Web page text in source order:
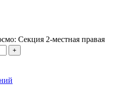
Секция 2-местная правая